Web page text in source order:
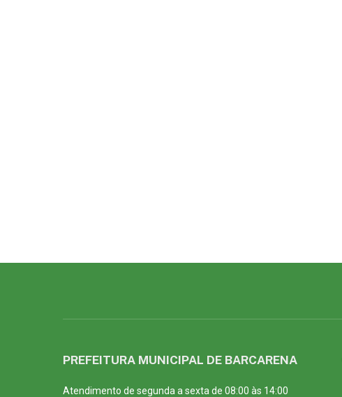
PREFEITURA MUNICIPAL DE BARCARENA
Atendimento de segunda a sexta de 08:00 às 14:00